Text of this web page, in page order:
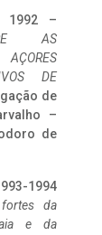
1992 –
AS
DE
de
–
de
1994
da
e da